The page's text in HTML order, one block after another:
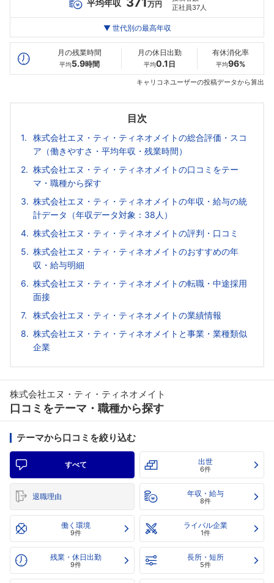
平均年収 万円
正社員37人
最高年収
20代
577万
30代
772万
--万
▼ 世代別の最高年収
月の残業時間
平均5.9時間
月の休日出勤
平均0.1 日
有休消化率
平均96%
キャリコネユーザーの投稿データから算出
目次
株式会社エヌ・ティ・ティネオメイトの総合評価・スコ
ア（働きやすさ・平均年収・残業時間）
株式会社エヌ・ティ・ティネオメイトの口コミをテー
マ・職種から探す
株式会社エヌ・ティ・ティネオメイトの年収・給与の統
計データ（年収データ対象：38人）
株式会社エヌ・ティ・ティネオメイトの評判・口コミ
株式会社エヌ・ティ・ティネオメイトのおすすめの年
収・給与明細
株式会社エヌ・ティ・ティネオメイトの転職・中途採用
面接
株式会社エヌ・ティ・ティネオメイトの業績情報
株式会社エヌ・ティ・ティネオメイトと事業・業種類似
企業
株式会社エヌ・ティ・ティネオメイト
口コミをテーマ・職種から探す
テーマから口コミを絞り込む
すべて 出世
6件
退職理由 年収・給与
8件
働く環境
9件
ライバル企業
1件
残業・休日出勤
9件
長所・短所
5件